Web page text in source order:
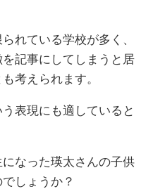
れている学校が多く、
記事にしてしまうと居
考えられます。
表現にも適していると
なった瑛太さんの子供
しょうか？